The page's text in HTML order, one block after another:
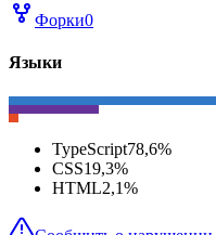
Форки0
Языки
TypeScript78,6%
CSS19,3%
HTML2,1%